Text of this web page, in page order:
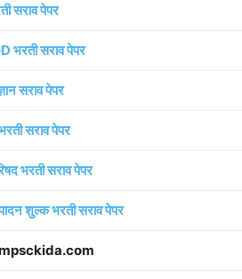
सराव पेपर
भरती सराव पेपर
सराव पेपर
सराव पेपर
भरती सराव पेपर
शुल्क भरती सराव पेपर